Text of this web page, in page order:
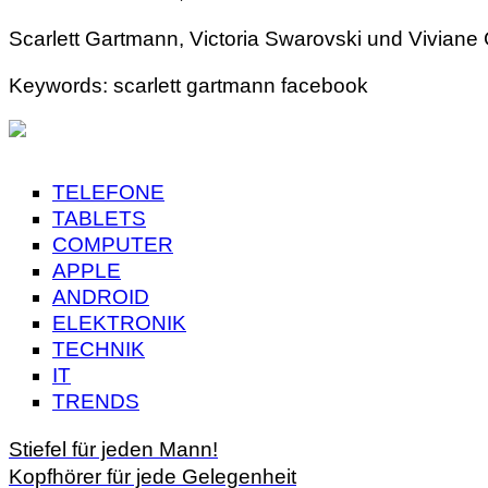
Scarlett Gartmann, Victoria Swarovski und Viviane
Keywords: scarlett gartmann facebook
TELEFONE
TABLETS
COMPUTER
APPLE
ANDROID
ELEKTRONIK
TECHNIK
IT
TRENDS
Stiefel für jeden Mann!
Kopfhörer für jede Gelegenheit